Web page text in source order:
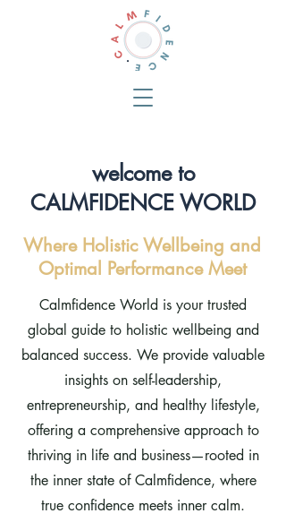
welcome to
CALMFIDENCE WORLD
Where Holistic Wellbeing and
Optimal Performance Meet
Calmfidence World is your trusted
global guide to holistic wellbeing and
balanced success. We provide valuable
insights on self-leadership,
entrepreneurship, and healthy lifestyle,
offering a comprehensive approach to
thriving in life and business—rooted in
the inner state of Calmfidence, where
true confidence meets inner calm.